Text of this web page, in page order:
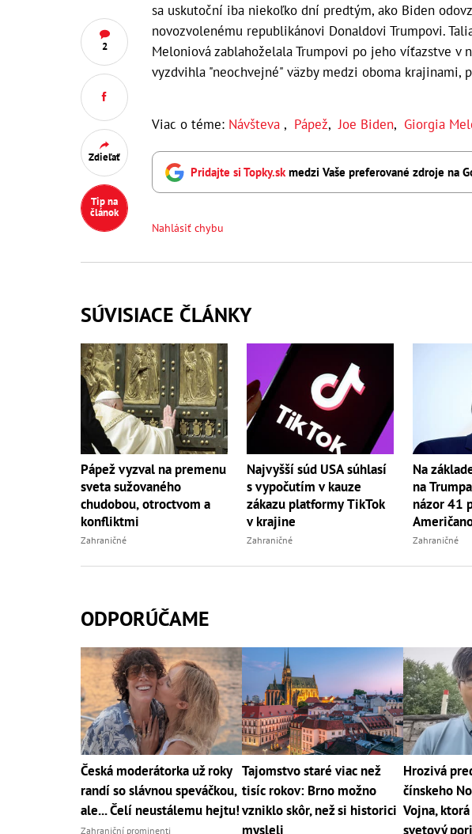
2
Zdieľať
Tip na
článok
sa uskutoční iba niekoľko dní predtým, ako Biden
novozvolenému republikánovi Donaldovi Trumpovi.
Meloniová zablahoželala Trumpovi po jeho víťazstve v
vyzdvihla "neochvejné" väzby medzi oboma krajinami,
Viac o téme: Návšteva , Pápež,Joe Biden, Giorgia
Pridajte si Topky.skmedzi Vaše preferované zdroje na
Nahlásiť chybu
SÚVISIACE ČLÁNKY
Pápež vyzval na premenu
sveta sužovaného
chudobou, otroctvom a
konfliktmi
Zahraničné
Najvyšší súd USA súhlasí
s vypočutím v kauze
zákazu platformy TikTok
v krajine
Zahraničné
Na
na
názor 41
Zahraničné
ODPORÚČAME
Česká moderátorka už roky
randí so slávnou speváčkou,
ale... Čelí neustálemu hejtu!
Zahraniční prominenti
Tajomstvo staré viac než
tisíc rokov: Brno možno
vzniklo skôr, než si historici
mysleli
Hrozivá
čínskeho
Vojna,
svetový